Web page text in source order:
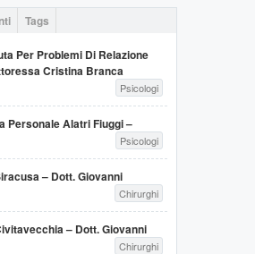
Tags
Per Problemi Di Relazione
Cristina Branca
Psicologi
Personale Alatri Fiuggi –
Psicologi
– Dott. Giovanni
Chirurghi
– Dott. Giovanni
Chirurghi